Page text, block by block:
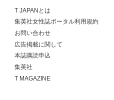
T JAPANとは
集英社女性誌ポータル利用規約
お問い合わせ
広告掲載に関して
本誌購読申込
集英社
T MAGAZINE